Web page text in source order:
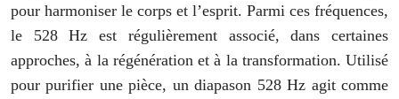
pour harmoniser le corps et l’esprit. Parmi ces fréquences,
le 528 Hz est régulièrement associé, dans certaines
approches, à la régénération et à la transformation. Utilisé
pour purifier une pièce, un diapason 528 Hz agit comme